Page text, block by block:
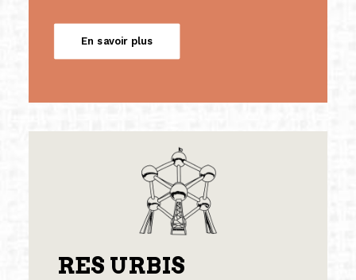
En savoir plus
RES URBIS